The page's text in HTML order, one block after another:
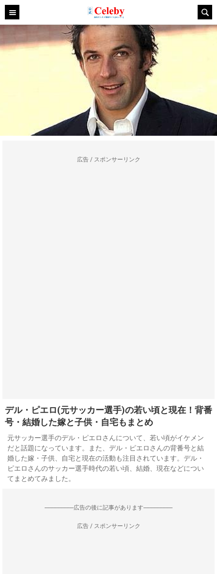
広告 / スポンサーリンク
デル・ピエロ(元サッカー選手)の若い頃と現在！背番
号・結婚した嫁と子供・自宅もまとめ
元サッカー選手のデル・ピエロさんについて、若い頃がイケメン
だと話題になっています。また、デル・ピエロさんの背番号と結
婚した嫁・子供、自宅と現在の活動も注目されています。デル・
ピエロさんのサッカー選手時代の若い頃、結婚、現在などについ
てまとめてみました。
--------------------広告の後に記事があります--------------------
広告 / スポンサーリンク